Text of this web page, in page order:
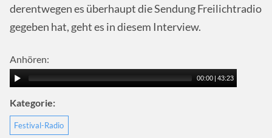
derentwegen es überhaupt die Sendung Freilichtradio
gegeben hat, geht es in diesem Interview.
Anhören:
00:00 43:23
Kategorie:
Festival-Radio